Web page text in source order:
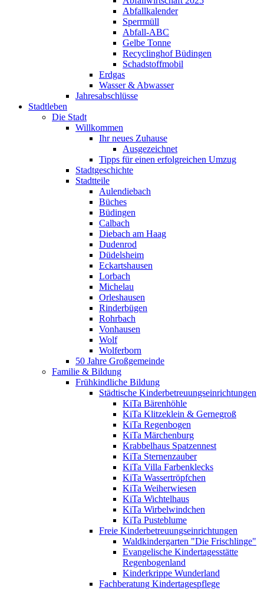
Abfallkalender
Sperrmüll
Abfall-ABC
Gelbe Tonne
Recyclinghof Büdingen
Schadstoffmobil
Erdgas
Wasser & Abwasser
Jahresabschlüsse
Stadtleben
Die Stadt
Willkommen
Ihr neues Zuhause
Ausgezeichnet
Tipps für einen erfolgreichen Umzug
Stadtgeschichte
Stadtteile
Aulendiebach
Büches
Büdingen
Calbach
Diebach am Haag
Dudenrod
Düdelsheim
Eckartshausen
Lorbach
Michelau
Orleshausen
Rinderbügen
Rohrbach
Vonhausen
Wolf
Wolferborn
50 Jahre Großgemeinde
Familie & Bildung
Frühkindliche Bildung
Städtische Kinderbetreuungseinrichtungen
KiTa Bärenhöhle
KiTa Klitzeklein & Gernegroß
KiTa Regenbogen
KiTa Märchenburg
Krabbelhaus Spatzennest
KiTa Sternenzauber
KiTa Villa Farbenklecks
KiTa Wassertröpfchen
KiTa Weiherwiesen
KiTa Wichtelhaus
KiTa Wirbelwindchen
KiTa Pusteblume
Freie Kinderbetreuungseinrichtungen
Waldkindergarten "Die Frischlinge"
Evangelische Kindertagesstätte
Regenbogenland
Kinderkrippe Wunderland
Fachberatung Kindertagespflege